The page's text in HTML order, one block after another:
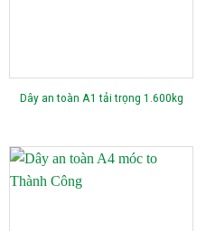
Dây an toàn A1 tải trọng 1.600kg